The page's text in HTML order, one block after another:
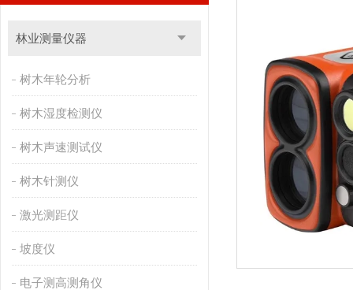
林业测量仪器
树木年轮分析
树木湿度检测仪
树木声速测试仪
树木针测仪
激光测距仪
坡度仪
电子测高测角仪